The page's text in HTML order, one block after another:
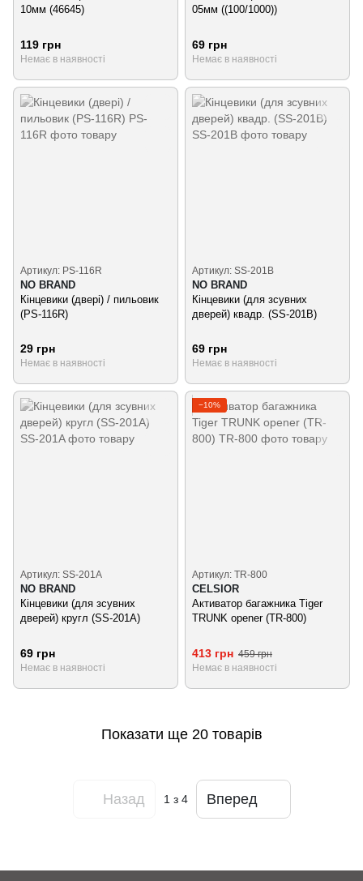
10мм (46645)
119 грн
Немає в наявності
05мм ((100/1000))
69 грн
Немає в наявності
Артикул: PS-116R
NO BRAND
Кінцевики (двері) / пильовик
(PS-116R)
29 грн
Немає в наявності
Артикул: SS-201B
NO BRAND
Кінцевики (для зсувних
дверей) квадр. (SS-201B)
69 грн
Немає в наявності
Артикул: SS-201A
NO BRAND
Кінцевики (для зсувних
дверей) кругл (SS-201A)
69 грн
Немає в наявності
−10%
Артикул: TR-800
CELSIOR
Активатор багажника Tiger
TRUNK opener (TR-800)
413 грн 459 грн
Немає в наявності
Показати ще 20 товарів
Назад 1 з 4 Вперед